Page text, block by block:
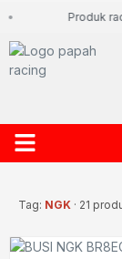
Produk
Tag: NGK · 21